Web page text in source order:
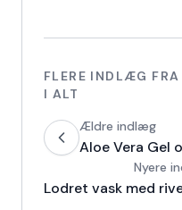
FLERE INDLÆG FRA
I ALT
Ældre indlæg
Aloe Vera Gel
Nyere
Lodret vask med